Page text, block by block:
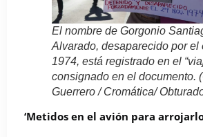
El nombre de Gorgonio
Alvarado, desaparecido por el
1974, está registrado en el
consignado en el documento.
Guerrero / Cromática/
‘Metidos en el avión para